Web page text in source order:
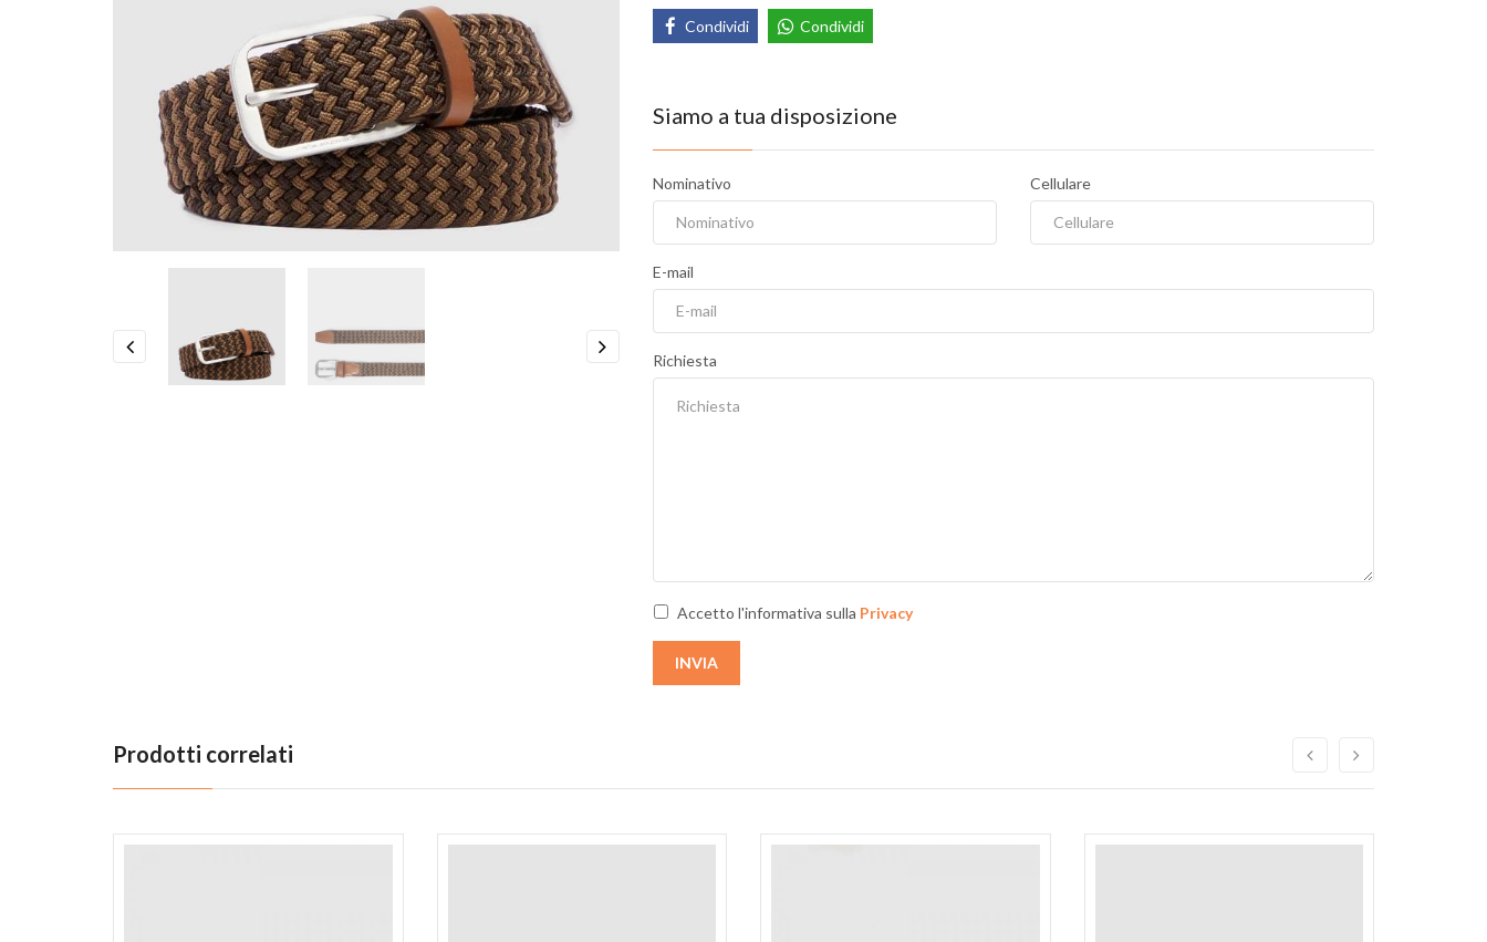
Condividi Condividi
Siamo a tua disposizione
Nominativo Cellulare
E-mail
Richiesta
Accetto l'informativa sulla Privacy
INVIA
Prodotti correlati